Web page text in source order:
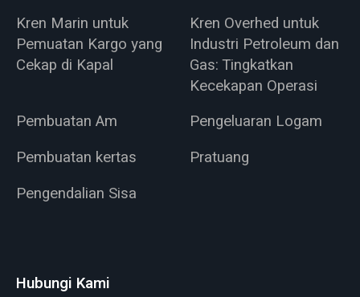
Kren Marin untuk
Pemuatan Kargo yang
Cekap di Kapal
Kren Overhed untuk
Industri Petroleum dan
Gas: Tingkatkan
Kecekapan Operasi
Pembuatan Am
Pengeluaran Logam
Pembuatan kertas
Pratuang
Pengendalian Sisa
Hubungi Kami